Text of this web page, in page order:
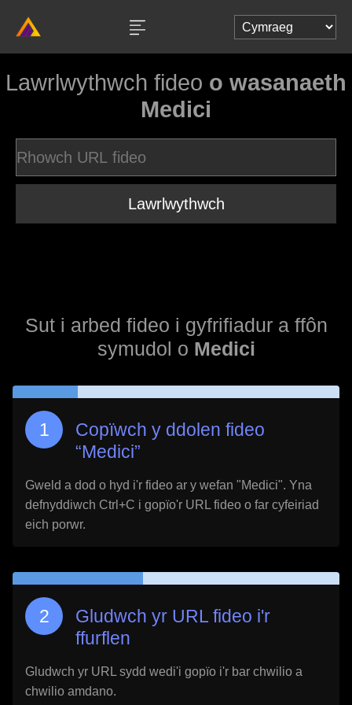
Lawrlwythwch fideo o wasanaeth
Medici
Lawrlwythwch
Sut i arbed fideo i gyfrifiadur a ffôn
symudol o Medici
Copïwch y ddolen fideo
“Medici”
Gweld a dod o hyd i'r fideo ar y wefan "Medici". Yna
defnyddiwch Ctrl+C i gopïo'r URL fideo o far cyfeiriad
eich porwr.
Gludwch yr URL fideo i'r
ffurflen
Gludwch yr URL sydd wedi'i gopïo i'r bar chwilio a
chwilio amdano.